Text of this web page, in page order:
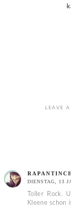
LEAVE
DIENSTAG, 13
Toller Rock.
Kleene schon